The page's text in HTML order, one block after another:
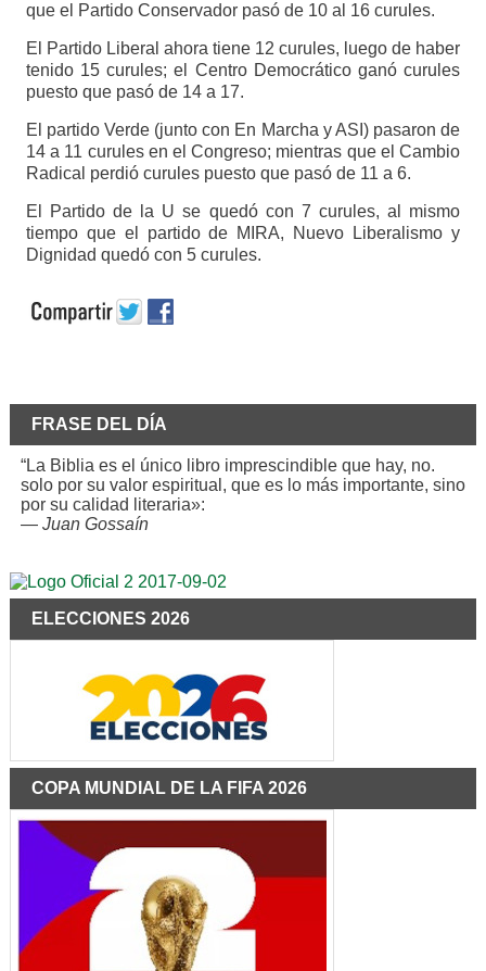
que el Partido Conservador pasó de 10 al 16 curules.
El Partido Liberal ahora tiene 12 curules, luego de haber
tenido 15 curules; el Centro Democrático ganó curules
puesto que pasó de 14 a 17.
El partido Verde (junto con En Marcha y ASI) pasaron de
14 a 11 curules en el Congreso; mientras que el Cambio
Radical perdió curules puesto que pasó de 11 a 6.
El Partido de la U se quedó con 7 curules, al mismo
tiempo que el partido de MIRA, Nuevo Liberalismo y
Dignidad quedó con 5 curules.
FRASE DEL DÍA
“La Biblia es el único libro imprescindible que hay, no.
solo por su valor espiritual, que es lo más importante, sino
por su calidad literaria»:
— Juan Gossaín
ELECCIONES 2026
COPA MUNDIAL DE LA FIFA 2026